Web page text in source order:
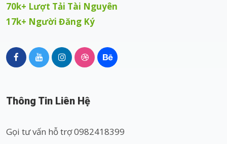
70k+ Lượt Tải Tài Nguyên
17k+ Người Đăng Ký
Thông Tin Liên Hệ
Gọi tư vấn hỗ trợ 0982418399